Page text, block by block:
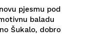
pjesmu pod
Šukalo, dobro